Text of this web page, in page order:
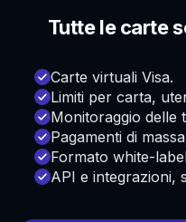
Tutte le carte
Carte virtuali Visa.
Limiti per carta,
Monitoraggio delle
Pagamenti di
Formato white-
API e integrazioni,